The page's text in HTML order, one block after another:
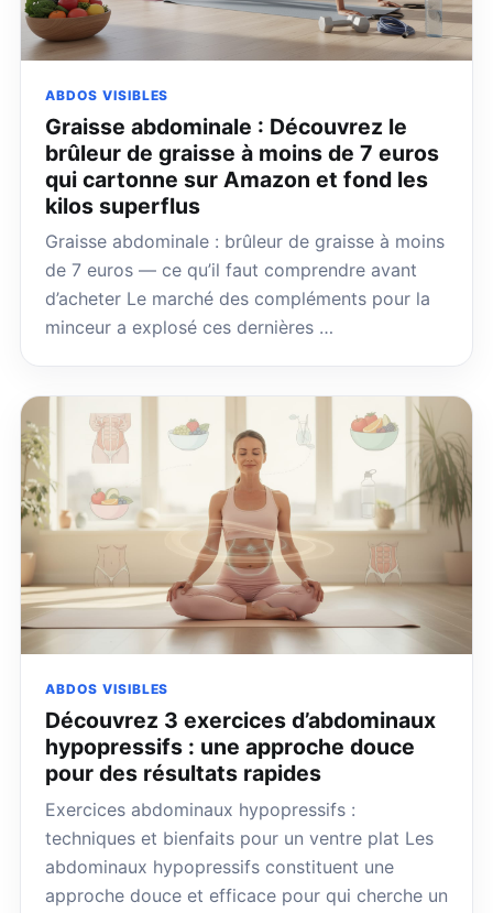
ABDOS VISIBLES
Graisse abdominale : Découvrez le
brûleur de graisse à moins de 7 euros
qui cartonne sur Amazon et fond les
kilos superflus
Graisse abdominale : brûleur de graisse à moins
de 7 euros — ce qu’il faut comprendre avant
d’acheter Le marché des compléments pour la
minceur a explosé ces dernières …
ABDOS VISIBLES
Découvrez 3 exercices d’abdominaux
hypopressifs : une approche douce
pour des résultats rapides
Exercices abdominaux hypopressifs :
techniques et bienfaits pour un ventre plat Les
abdominaux hypopressifs constituent une
approche douce et efficace pour qui cherche un